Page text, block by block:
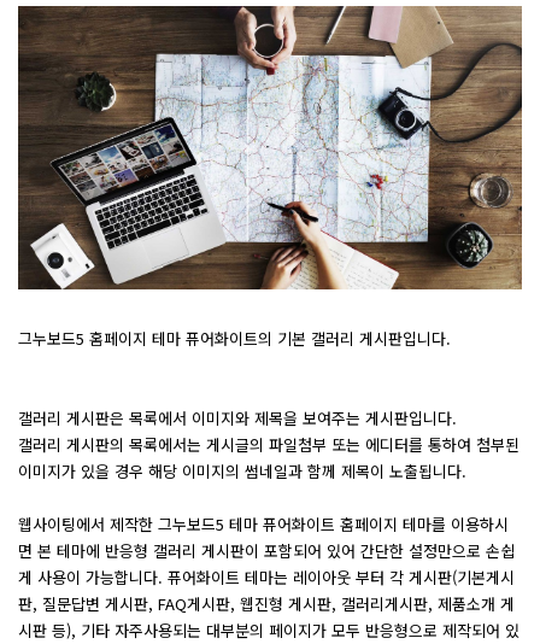
그누보드5 홈페이지 테마 퓨어화이트의 기본 갤러리 게시판입니다.
갤러리 게시판은 목록에서 이미지와 제목을 보여주는 게시판입니다.
갤러리 게시판의 목록에서는 게시글의 파일첨부 또는 에디터를 통하여 첨부된
이미지가 있을 경우 해당 이미지의 썸네일과 함께 제목이 노출됩니다.
웹사이팅에서 제작한 그누보드5 테마 퓨어화이트 홈페이지 테마를 이용하시
면 본 테마에 반응형 갤러리 게시판이 포함되어 있어 간단한 설정만으로 손쉽
게 사용이 가능합니다. 퓨어화이트 테마는 레이아웃 부터 각 게시판(기본게시
판, 질문답변 게시판, FAQ게시판, 웹진형 게시판, 갤러리게시판, 제품소개 게
시판 등), 기타 자주사용되는 대부분의 페이지가 모두 반응형으로 제작되어 있